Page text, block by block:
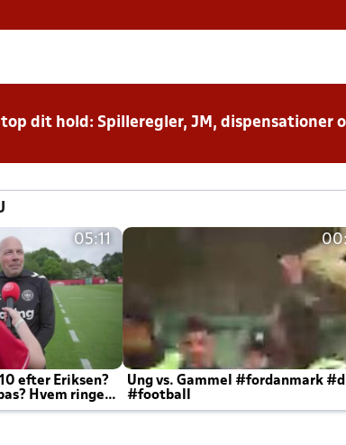
dit hold: Spilleregler, JM, dispensationer
05:11
efter Eriksen?
Hvem ringer
kampe?
Ung vs. Gammel #fordanmark
#football